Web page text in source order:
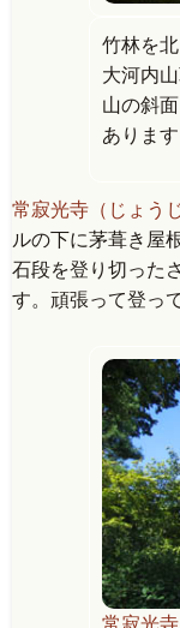
竹林を
大河内
山の斜
あります
常寂光寺（じょう
ルの下に茅葺き屋
石段を登り切った
す。頑張って登っ